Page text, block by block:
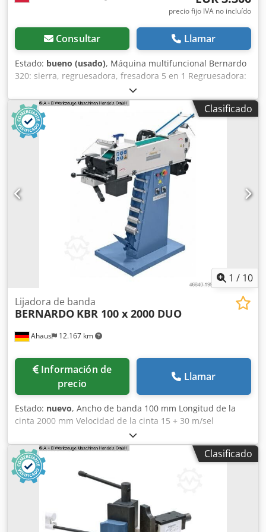
precio fijo IVA no incluído
Consultar Llamar
Estado: bueno (usado), Máquina multifuncional Bernardo
320: sierra, regruesadora, fresadora 5 en 1 Regruesadora:
ancho 32 cm, altura máx aprox. 220 mm, 3 cuchillas, 1
velocidad de avance, Cepillo escuadrador: Crjdpoy Ti
Tmofx Aqqsf ancho 31 cm, largo de las mesas aprox. 140
cm, 3 cuchillas, tope regulable en ángulo, Fresadora: eje
ø30 mm, 2 velocidades, 3500/7000 rpm, carro lateral, tope
regulable, Sierra: regulación de altura y ángulo de 0-45°,
carro lateral, regla en el carro lateral, Taladro horizontal:
Mesa ajustable en altura, profundidad y dirección lateral,
La máquina dispone de 3 motores de 4 kW cada uno,
alimentación 380 V, máquina usada en buen estado, lista
para trabajar. Sólida y multifuncional. Peso 760 kg.
Clasificado
1 / 10
Ahaus 12.167 km
Lijadora de banda
BERNARDO KBR 100 x 2000 DUO
Información de
precio
Llamar
Estado: nuevo, Ancho de banda 100 mm Longitud de la
cinta 2000 mm Velocidad de la cinta 15 + 30 m/sel
Diámetro del tubo 20 - 76 mm Credpfxexab Dze Aqqof
Ángulo ajustable de - a 30 - 90 grados Diámetro de la
boquilla de aspiración 2 x 75,0 mm Velocidades del motor:
1420 / 2660 rpm Dispositivo de rectificado de superficies
400 x 100 mm Potencia total necesaria 2,5 / 3,3 kW Peso de
la máquina aprox. 148 kg Dimensiones L-A-H 750 x 1400 x
1200 mm La KBR 100 x 2000 DUO es una lijadora
multifuncional para el lijado frontal de extremos de tubos
Clasificado